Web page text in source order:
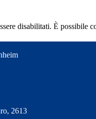
disabilitati. È possibile
2613